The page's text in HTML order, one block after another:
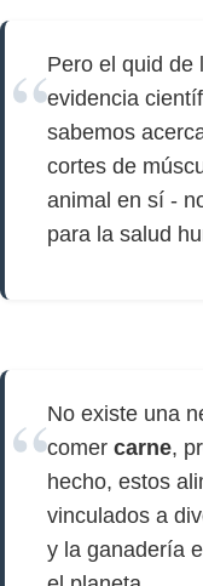
Pero el quid de
evidencia
sabemos
cortes de
animal en sí -
para la salud
No existe una
comer carne,
hecho, estos
vinculados a
y la ganadería